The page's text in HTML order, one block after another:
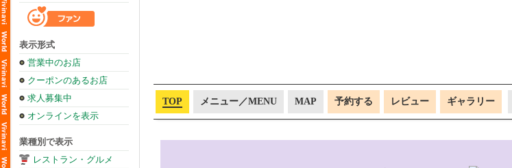
表示形式
営業中のお店
クーポンのあるお店
求人募集中
オンラインを表示
業種別で表示
レストラン・グルメ
TOP メニュー／MENU MAP 予約する レビュー ギャラリー